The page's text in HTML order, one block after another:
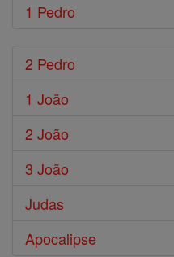
1 Pedro
2 Pedro
1 João
2 João
3 João
Judas
Apocalipse